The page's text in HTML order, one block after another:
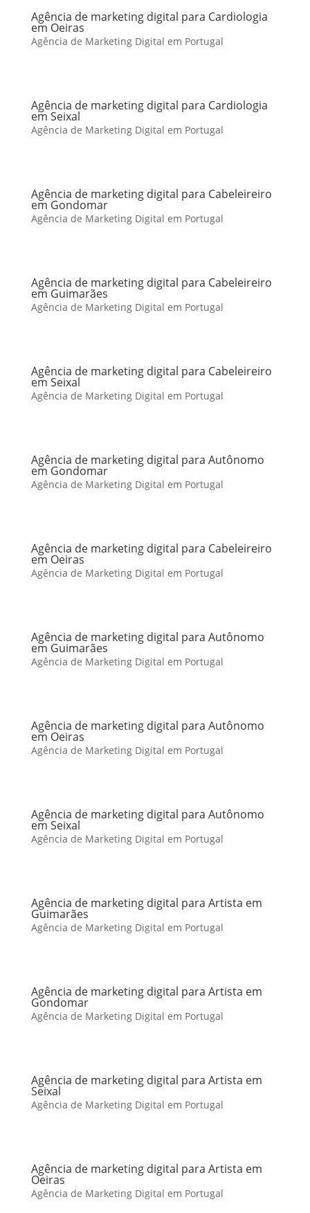
Agência de marketing digital para Cardiologia
em Oeiras
Agência de Marketing Digital em Portugal
Agência de marketing digital para Cardiologia
em Seixal
Agência de Marketing Digital em Portugal
Agência de marketing digital para Cabeleireiro
em Gondomar
Agência de Marketing Digital em Portugal
Agência de marketing digital para Cabeleireiro
em Guimarães
Agência de Marketing Digital em Portugal
Agência de marketing digital para Cabeleireiro
em Seixal
Agência de Marketing Digital em Portugal
Agência de marketing digital para Autônomo
em Gondomar
Agência de Marketing Digital em Portugal
Agência de marketing digital para Cabeleireiro
em Oeiras
Agência de Marketing Digital em Portugal
Agência de marketing digital para Autônomo
em Guimarães
Agência de Marketing Digital em Portugal
Agência de marketing digital para Autônomo
em Oeiras
Agência de Marketing Digital em Portugal
Agência de marketing digital para Autônomo
em Seixal
Agência de Marketing Digital em Portugal
Agência de marketing digital para Artista em
Guimarães
Agência de Marketing Digital em Portugal
Agência de marketing digital para Artista em
Gondomar
Agência de Marketing Digital em Portugal
Agência de marketing digital para Artista em
Seixal
Agência de Marketing Digital em Portugal
Agência de marketing digital para Artista em
Oeiras
Agência de Marketing Digital em Portugal